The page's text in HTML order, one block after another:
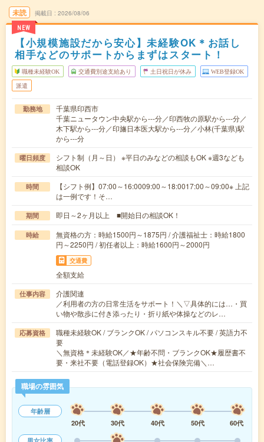
未読
NEW
掲載日 2026/08/06
【小規模施設だから安心】未経験OK＊お話し
相手などのサポートからまずはスタート！
職種未経験OK 交通費別途支給あり 土日祝日が休み WEB登録OK
派遣
勤務地
千葉県印西市
千葉ニュータウン中央駅から---分／印西牧の原駅から---分／
木下駅から---分／印旛日本医大駅から---分／小林(千葉県)駅
から---分
曜日頻度
シフト制（月～日） ※平日のみなどの相談もOK ※週3なども
相談OK
時間
【シフト例】07:00～16:0009:00～18:0017:00～09:00※ 上記
は一例です！そ…
期間 即日～2ヶ月以上 ■開始日の相談OK！
時給
無資格の方：時給1500円～1875円 / 介護福祉士：時給1800
円～2250円 / 初任者以上：時給1600円～2000円
交通費
全額支給
仕事内容
介護関連
／利用者の方の日常生活をサポート！＼▽具体的には…・買
い物や散歩に付き添ったり・折り紙や体操などのレ…
応募資格
職種未経験OK / ブランクOK / パソコンスキル不要 / 英語力不
要
＼無資格＊未経験OK／★年齢不問・ブランクOK★履歴書不
要・来社不要（電話登録OK）★社会保険完備＼…
職場の雰囲気
年齢層
20代
30代 40代 50代
60代